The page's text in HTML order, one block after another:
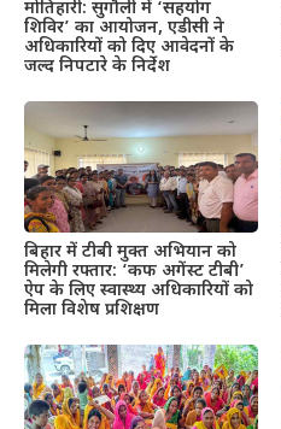
मोतिहारी: सुगौली में ‘सहयोग
शिविर’ का आयोजन, एडीसी ने
अधिकारियों को दिए आवेदनों के
जल्द निपटारे के निर्देश
बिहार में टीबी मुक्त अभियान को
मिलेगी रफ्तार: ‘कफ अगेंस्ट टीबी’
ऐप के लिए स्वास्थ्य अधिकारियों को
मिला विशेष प्रशिक्षण